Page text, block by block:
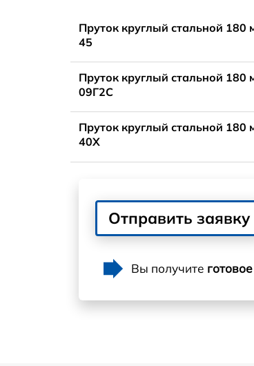
Пруток круглый стальной 180
45
Пруток круглый стальной 180
09Г2С
Пруток круглый стальной 180
40Х
Отправить заявку
Вы получите